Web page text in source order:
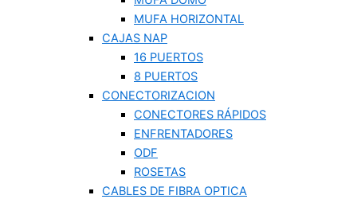
MUFA HORIZONTAL
CAJAS NAP
16 PUERTOS
8 PUERTOS
CONECTORIZACION
CONECTORES RÁPIDOS
ENFRENTADORES
ODF
ROSETAS
CABLES DE FIBRA OPTICA